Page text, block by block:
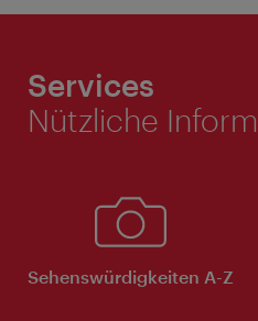
Services
Nützliche
Sehenswürdigkeiten A-Z